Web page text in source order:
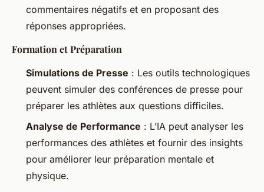
commentaires négatifs et en proposant des
réponses appropriées.
Formation et Préparation
Simulations de Presse : Les outils technologiques
peuvent simuler des conférences de presse pour
préparer les athlètes aux questions difficiles.
Analyse de Performance : L’IA peut analyser les
performances des athlètes et fournir des insights
pour améliorer leur préparation mentale et
physique.